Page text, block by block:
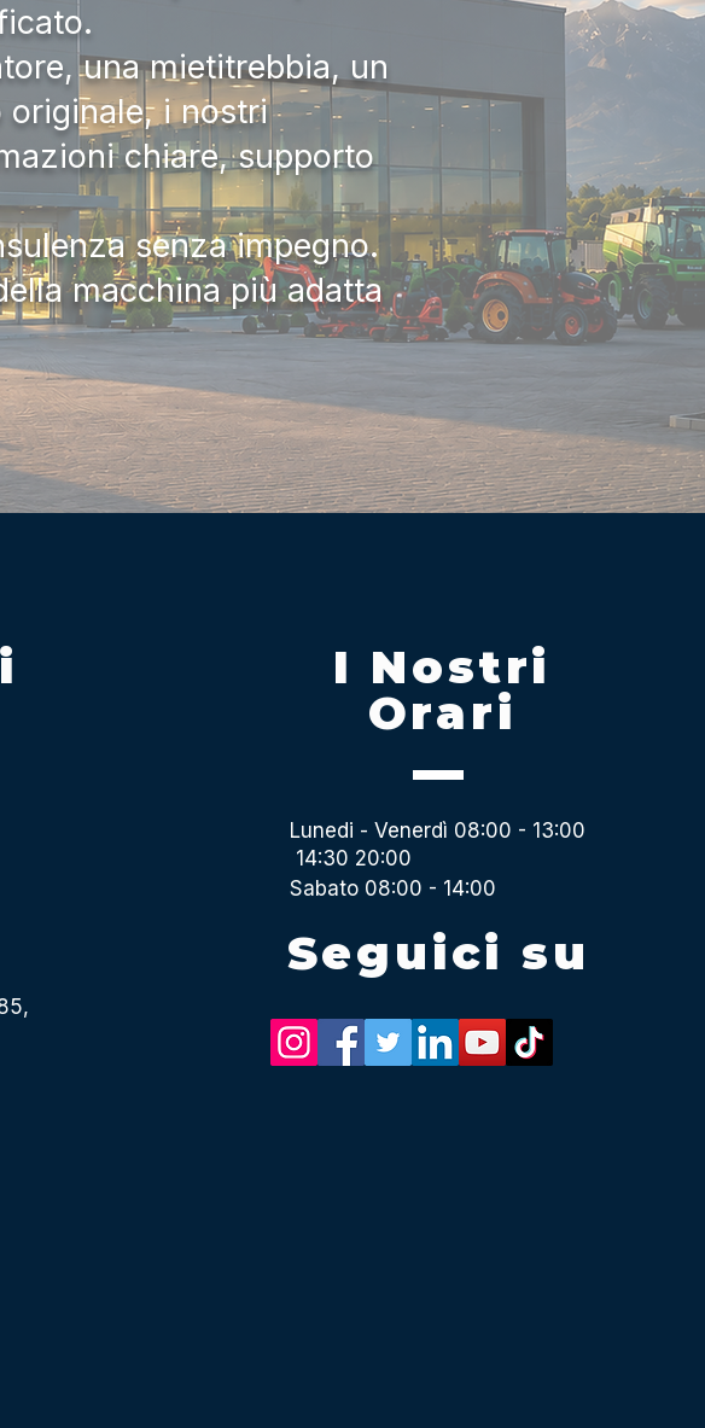
una mietitrebbia, un
i nostri
chiare, supporto
senza impegno.
macchina più adatta
I Nostri
Orari
Lunedi - Venerdì 08:00 - 13:00
14:30 20:00
Sabato 08:00 - 14:00
Seguici su